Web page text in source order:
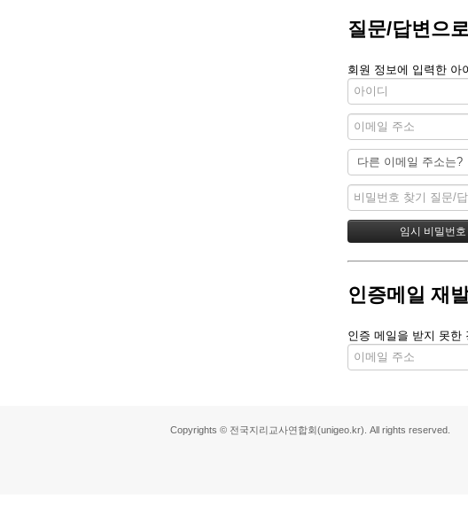
질문/답변으
회원 정보에 입력한 아
인증메일 재
인증 메일을 받지 못한
Copyrights © 전국지리교사연합회(unigeo.kr). All rights reserved.